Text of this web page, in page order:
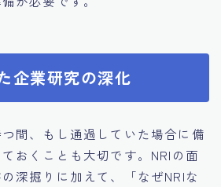
企業研究の深化
間、もし通過していた場合に備
おくことも大切です。NRIの面
深掘りに加えて、「なぜNRIな